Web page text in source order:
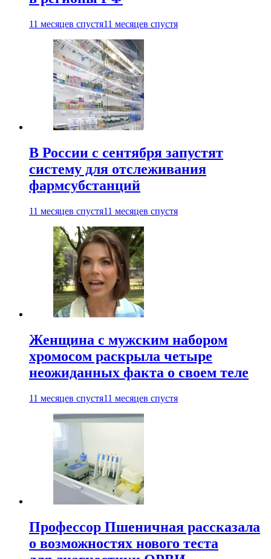
11 месяцев спустя11 месяцев спустя
В России с сентября запустят
систему для отслеживания
фармсубстанций
11 месяцев спустя11 месяцев спустя
Женщина с мужским набором
хромосом раскрыла четыре
неожиданных факта о своем теле
11 месяцев спустя11 месяцев спустя
Профессор Пшеничная рассказала
о возможностях нового теста